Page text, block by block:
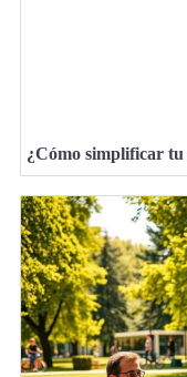
¿Cómo simplificar